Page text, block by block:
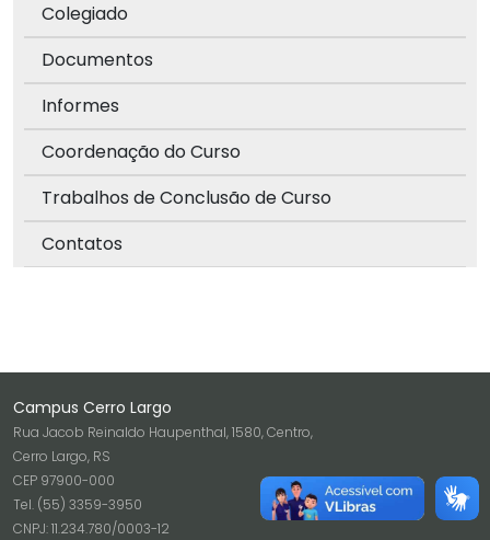
Colegiado
Documentos
Informes
Coordenação do Curso
Trabalhos de Conclusão de Curso
Contatos
Campus Cerro Largo
Rua Jacob Reinaldo Haupenthal, 1580, Centro,
Cerro Largo, RS
CEP 97900-000
Tel. (55) 3359-3950
CNPJ: 11.234.780/0003-12